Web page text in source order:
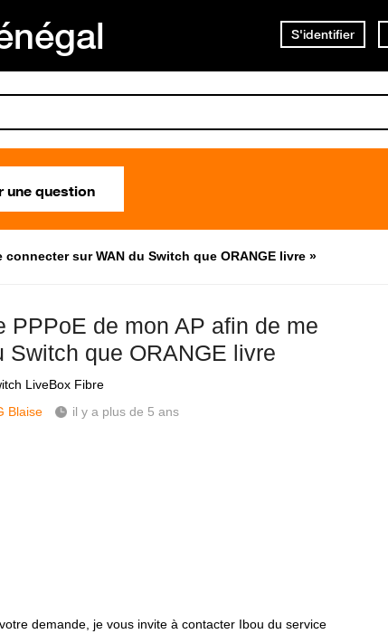
S'identifier
une question
sur WAN du Switch que ORANGE livre »
PPPoE de mon AP afin de me
Switch que ORANGE livre
LiveBox Fibre
Blaise il y a plus de 5 ans
demande, je vous invite à contacter Ibou du service